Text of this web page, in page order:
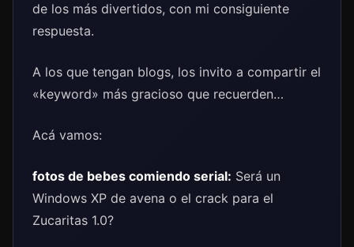
de los más divertidos, con mi consiguiente
respuesta.
A los que tengan blogs, los invito a compartir el
«keyword» más gracioso que recuerden…
Acá vamos:
fotos de bebes comiendo serial: Será un
Windows XP de avena o el crack para el
Zucaritas 1.0?